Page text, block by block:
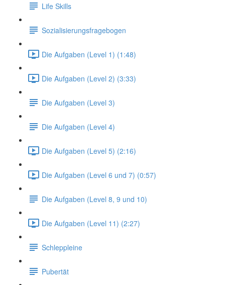
Life Skills
Sozialisierungsfragebogen
Die Aufgaben (Level 1) (1:48)
Die Aufgaben (Level 2) (3:33)
Die Aufgaben (Level 3)
Die Aufgaben (Level 4)
Die Aufgaben (Level 5) (2:16)
Die Aufgaben (Level 6 und 7) (0:57)
Die Aufgaben (Level 8, 9 und 10)
Die Aufgaben (Level 11) (2:27)
Schleppleine
Pubertät